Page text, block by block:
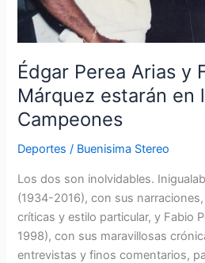
Édgar Perea Arias y
Márquez estarán en
Campeones
Deportes / Buenisima Stereo
Los dos son inolvidables.
(1934-2016), con sus
críticas y estilo particular, y Fabio
1998), con sus maravillosas
entrevistas y finos comentarios,
en
de
Campeones